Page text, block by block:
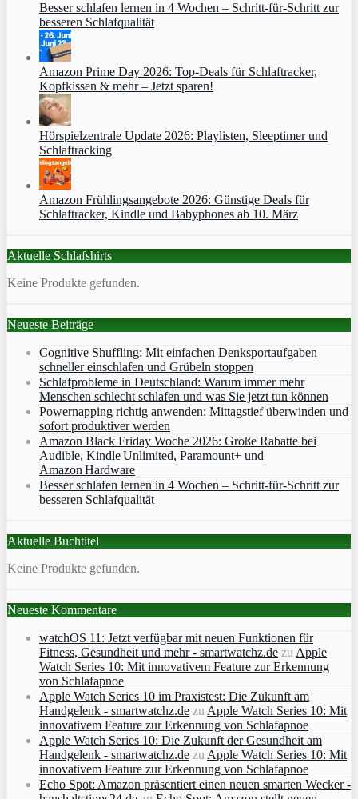
Besser schlafen lernen in 4 Wochen – Schritt‑für‑Schritt zur
besseren Schlafqualität
Amazon Prime Day 2026: Top-Deals für Schlaftracker,
Kopfkissen & mehr – Jetzt sparen!
Hörspielzentrale Update 2026: Playlisten, Sleeptimer und
Schlaftracking
Amazon Frühlingsangebote 2026: Günstige Deals für
Schlaftracker, Kindle und Babyphones ab 10. März
Aktuelle Schlafshirts
Keine Produkte gefunden.
Neueste Beiträge
Cognitive Shuffling: Mit einfachen Denksportaufgaben
schneller einschlafen und Grübeln stoppen
Schlafprobleme in Deutschland: Warum immer mehr
Menschen schlecht schlafen und was Sie jetzt tun können
Powernapping richtig anwenden: Mittagstief überwinden und
sofort produktiver werden
Amazon Black Friday Woche 2026: Große Rabatte bei
Audible, Kindle Unlimited, Paramount+ und
Amazon Hardware
Besser schlafen lernen in 4 Wochen – Schritt‑für‑Schritt zur
besseren Schlafqualität
Aktuelle Buchtitel
Keine Produkte gefunden.
Neueste Kommentare
watchOS 11: Jetzt verfügbar mit neuen Funktionen für
Fitness, Gesundheit und mehr - smartwatchz.de zu Apple
Watch Series 10: Mit innovativem Feature zur Erkennung
von Schlafapnoe
Apple Watch Series 10 im Praxistest: Die Zukunft am
Handgelenk - smartwatchz.de zu Apple Watch Series 10: Mit
innovativem Feature zur Erkennung von Schlafapnoe
Apple Watch Series 10: Die Zukunft der Gesundheit am
Handgelenk - smartwatchz.de zu Apple Watch Series 10: Mit
innovativem Feature zur Erkennung von Schlafapnoe
Echo Spot: Amazon präsentiert einen neuen smarten Wecker -